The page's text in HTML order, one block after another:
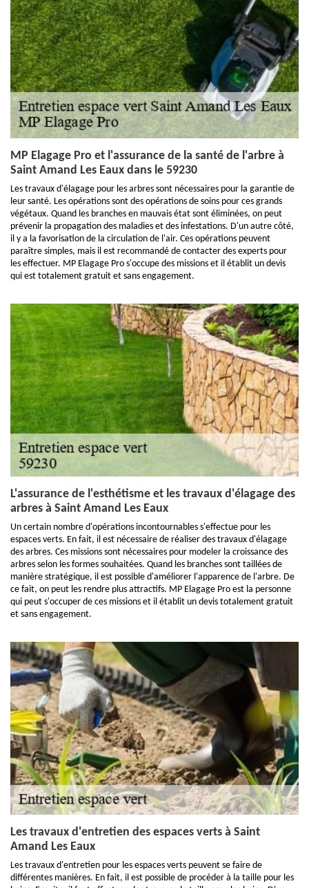
MP Elagage Pro et l'assurance de la santé de l'arbre à
Saint Amand Les Eaux dans le 59230
Les travaux d'élagage pour les arbres sont nécessaires pour la garantie de
leur santé. Les opérations sont des opérations de soins pour ces grands
végétaux. Quand les branches en mauvais état sont éliminées, on peut
prévenir la propagation des maladies et des infestations. D'un autre côté,
il y a la favorisation de la circulation de l'air. Ces opérations peuvent
paraître simples, mais il est recommandé de contacter des experts pour
les effectuer. MP Elagage Pro s'occupe des missions et il établit un devis
qui est totalement gratuit et sans engagement.
L'assurance de l'esthétisme et les travaux d'élagage des
arbres à Saint Amand Les Eaux
Un certain nombre d'opérations incontournables s'effectue pour les
espaces verts. En fait, il est nécessaire de réaliser des travaux d'élagage
des arbres. Ces missions sont nécessaires pour modeler la croissance des
arbres selon les formes souhaitées. Quand les branches sont taillées de
manière stratégique, il est possible d'améliorer l'apparence de l'arbre. De
ce fait, on peut les rendre plus attractifs. MP Elagage Pro est la personne
qui peut s'occuper de ces missions et il établit un devis totalement gratuit
et sans engagement.
Les travaux d'entretien des espaces verts à Saint
Amand Les Eaux
Les travaux d'entretien pour les espaces verts peuvent se faire de
différentes manières. En fait, il est possible de procéder à la taille pour les